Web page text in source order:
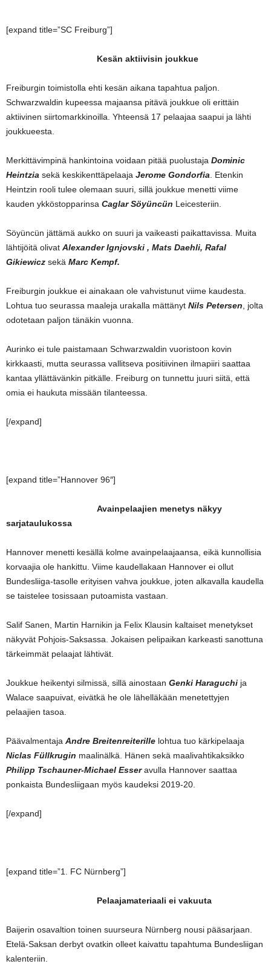
[expand title=”SC Freiburg”]
Kesän aktiivisin joukkue
Freiburgin toimistolla ehti kesän aikana tapahtua paljon.
Schwarzwaldin kupeessa majaansa pitävä joukkue oli erittäin
aktiivinen siirtomarkkinoilla. Yhteensä 17 pelaajaa saapui ja lähti
joukkueesta.
Merkittävimpinä hankintoina voidaan pitää puolustaja Dominic
Heintzia sekä keskikenttäpelaaja Jerome Gondorfia . Etenkin
Heintzin rooli tulee olemaan suuri, sillä joukkue menetti viime
kauden ykköstopparinsa Caglar Söyüncün Leicesteriin.
Söyüncün jättämä aukko on suuri ja vaikeasti paikattavissa. Muita
lähtijöitä olivat Alexander Ignjovski , Mats Daehli, Rafal
Gikiewicz sekä Marc Kempf.
Freiburgin joukkue ei ainakaan ole vahvistunut viime kaudesta.
Lohtua tuo seurassa maaleja urakalla mättänyt Nils Petersen , jolta
odotetaan paljon tänäkin vuonna.
Aurinko ei tule paistamaan Schwarzwaldin vuoristoon kovin
kirkkaasti, mutta seurassa vallitseva positiivinen ilmapiiri saattaa
kantaa yllättävänkin pitkälle. Freiburg on tunnettu juuri siitä, että
omia ei haukuta missään tilanteessa.
[/expand]
[expand title=”Hannover 96″]
Avainpelaajien menetys näkyy
sarjataulukossa
Hannover menetti kesällä kolme avainpelaajaansa, eikä kunnollisia
korvaajia ole hankittu. Viime kaudellakaan Hannover ei ollut
Bundesliiga-tasolle erityisen vahva joukkue, joten alkavalla kaudella
se taistelee tosissaan putoamista vastaan.
Salif Sanen, Martin Harnikin ja Felix Klausin kaltaiset menetykset
näkyvät Pohjois-Saksassa. Jokaisen pelipaikan karkeasti sanottuna
tärkeimmät pelaajat lähtivät.
Joukkue heikentyi silmissä, sillä ainostaan Genki Haraguchi ja
Walace saapuivat, eivätkä he ole lähelläkään menetettyjen
pelaajien tasoa.
Päävalmentaja Andre Breitenreiterille lohtua tuo kärkipelaaja
Niclas Füllkrugin maalinälkä. Hänen sekä maalivahtikaksikko
Philipp Tschauner-Michael Esseravulla Hannover saattaa
ponkaista Bundesliigaan myös kaudeksi 2019-20.
[/expand]
[expand title=”1. FC Nürnberg”]
Pelaajamateriaali ei vakuuta
Baijerin osavaltion toinen suurseura Nürnberg nousi pääsarjaan.
Etelä-Saksan derbyt ovatkin olleet kaivattu tapahtuma Bundesliigan
kalenteriin.